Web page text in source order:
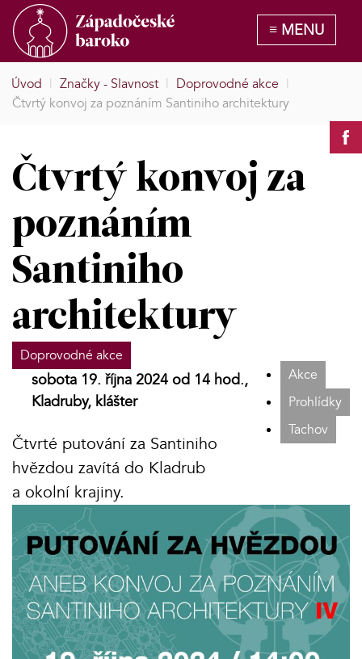
Úvod | Značky - Slavnost | Doprovodné akce |
Čtvrtý konvoj za poznáním Santiniho architektury
Čtvrtý konvoj za
poznáním
Santiniho
architektury
Doprovodné akce
Akce
Prohlídky
Tachov
sobota 19. října 2024 od 14 hod.,
Kladruby, klášter
Čtvrté putování za Santiniho
hvězdou zavítá do Kladrub
a okolní krajiny.